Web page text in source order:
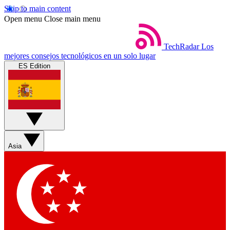
Skip to main content
Open menu Close main menu
TechRadar Los
mejores consejos tecnológicos en un solo lugar
ES Edition
Asia